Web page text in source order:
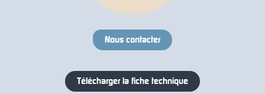
Nous contacter
Télécharger la fiche technique